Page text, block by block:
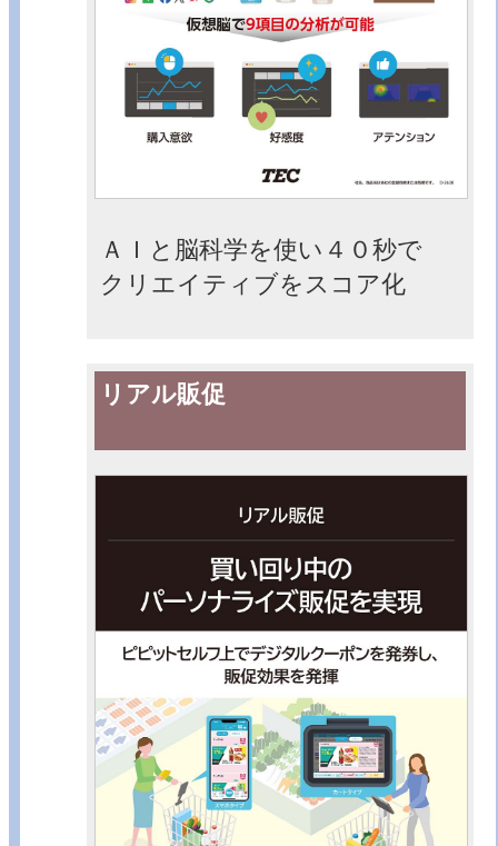
ＡＩと脳科学を使い４０秒で
クリエイティブをスコア化​
リアル販促